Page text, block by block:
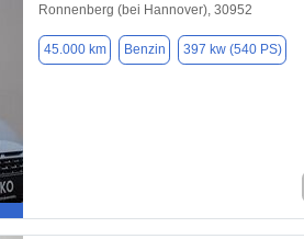
Ronnenberg (bei Hannover), 30952
45.000 km Benzin 397 kw (540 PS)